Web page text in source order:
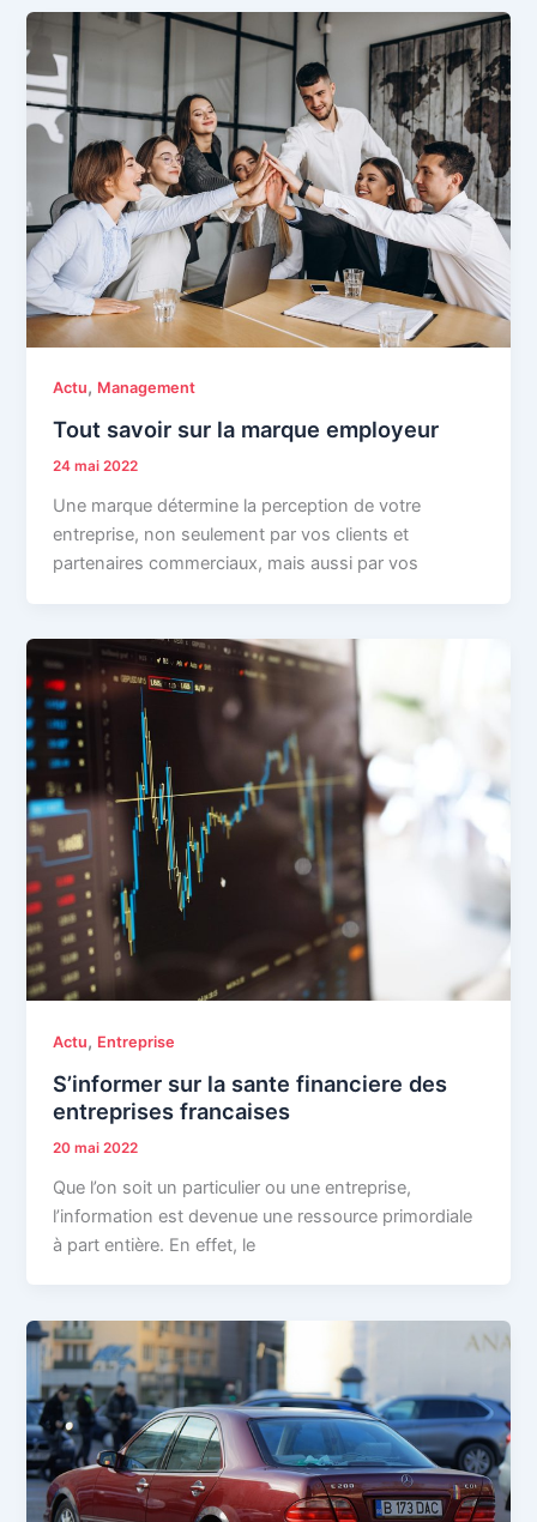
Actu, Management
Tout savoir sur la marque employeur
24 mai 2022
Une marque détermine la perception de votre
entreprise, non seulement par vos clients et
partenaires commerciaux, mais aussi par vos
Actu, Entreprise
S’informer sur la sante financiere des
entreprises francaises
20 mai 2022
Que l’on soit un particulier ou une entreprise,
l’information est devenue une ressource primordiale
à part entière. En effet, le